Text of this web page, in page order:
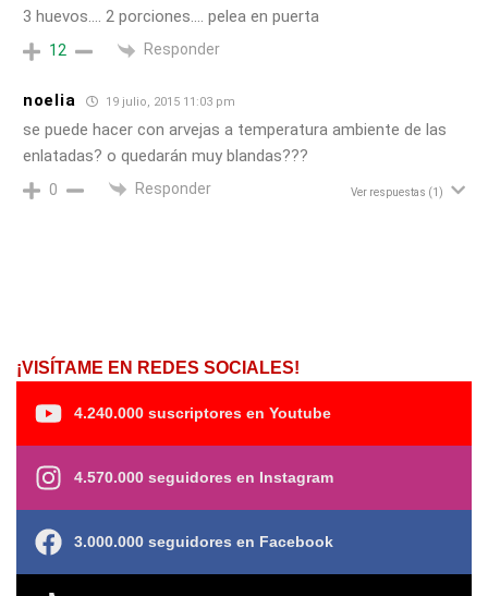
3 huevos…. 2 porciones…. pelea en puerta
12 Responder
noelia 19 julio, 2015 11:03 pm
se puede hacer con arvejas a temperatura ambiente de las
enlatadas? o quedarán muy blandas???
0 Responder Ver respuestas (1)
¡VISÍTAME EN REDES SOCIALES!
4.240.000 suscriptores en Youtube
4.570.000 seguidores en Instagram
3.000.000 seguidores en Facebook